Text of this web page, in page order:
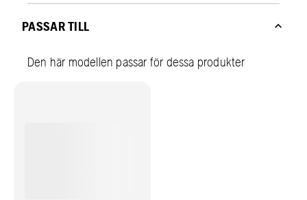
PASSAR TILL
Den här modellen passar för dessa produkter